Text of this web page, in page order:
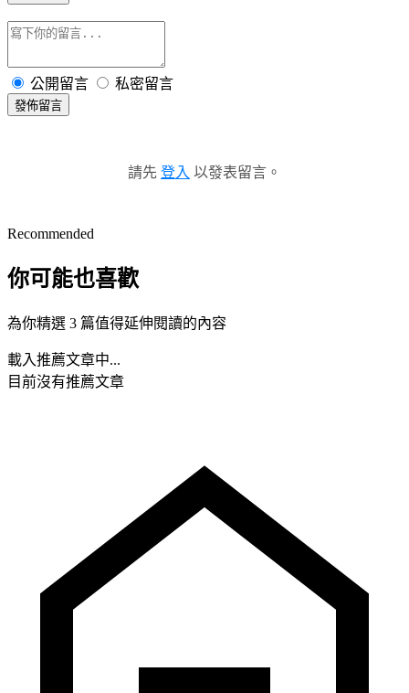
公開留言 私密留言
發佈留言
請先 登入 以發表留言。
Recommended
你可能也喜歡
為你精選 3 篇值得延伸閱讀的內容
載入推薦文章中...
目前沒有推薦文章